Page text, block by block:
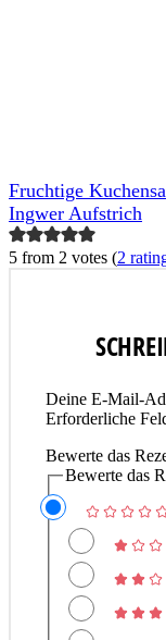
Fruchtige
Ingwer Aufstrich
5 from 2 votes (2
Deine E-Mail-
Erforderliche
Bewerte das
Bewerte das